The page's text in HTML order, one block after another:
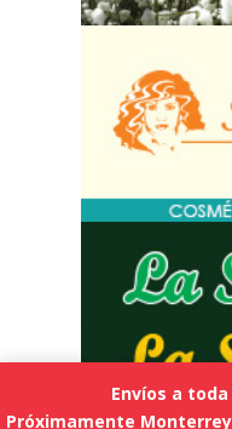
Envíos a
Próximamente